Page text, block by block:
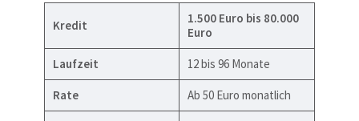
Kredit
1.500 Euro bis 80.000
Euro
Laufzeit 12 bis 96 Monate
Rate Ab 50 Euro monatlich